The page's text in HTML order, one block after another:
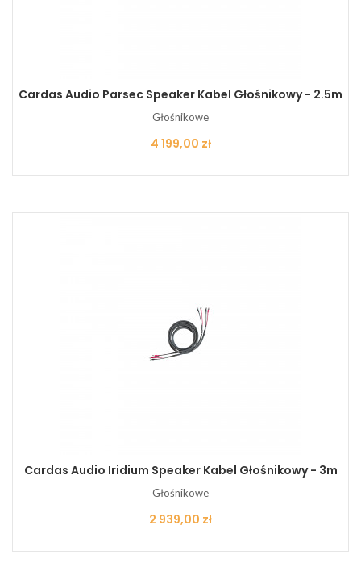
Cardas Audio Parsec Speaker Kabel Głośnikowy - 2.5m
Głośnikowe
Cena
4 199,00 zł
Cardas Audio Iridium Speaker Kabel Głośnikowy - 3m
Głośnikowe
Cena
2 939,00 zł